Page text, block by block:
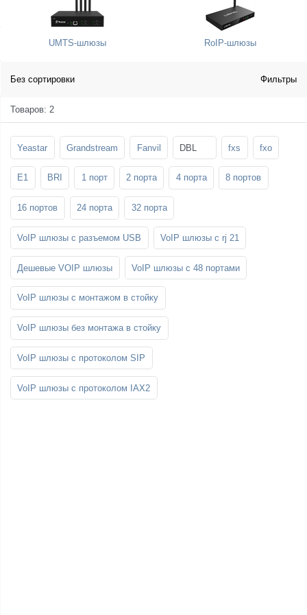
UMTS-шлюзы RoIP-шлюзы
Без сортировки Фильтры
Товаров: 2
Yeastar Grandstream Fanvil DBL fxs fxo
E1 BRI 1 порт 2 порта 4 порта 8 портов
16 портов 24 порта 32 порта
VoIP шлюзы с разъемом USB VoIP шлюзы с rj 21
Дешевые VOIP шлюзы VoIP шлюзы с 48 портами
VoIP шлюзы с монтажом в стойку
VoIP шлюзы без монтажа в стойку
VoIP шлюзы с протоколом SIP
VoIP шлюзы с протоколом IAX2
Стойки и крепления для панелей и
телевизоров
Шахтные телефоны
SFP-модули
3G/4G LTE и ADSL модемы
Мобильные телефоны